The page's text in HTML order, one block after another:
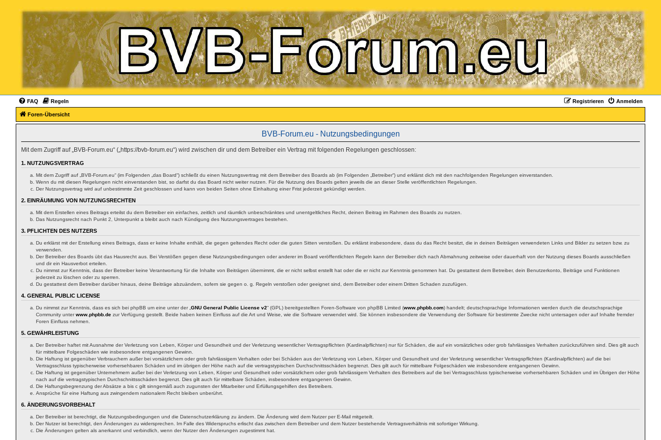
FAQ Regeln Anmelden
Registrieren
Foren-Übersicht
BVB-Forum.eu - Nutzungsbedingungen
Mit dem Zugriff auf „BVB-Forum.eu“ („https://bvb-forum.eu“) wird zwischen dir und dem Betreiber ein Vertrag mit folgenden Regelungen geschlossen:
1. NUTZUNGSVERTRAG
Mit dem Zugriff auf „BVB-Forum.eu“ (im Folgenden „das Board“) schließt du einen Nutzungsvertrag mit dem Betreiber des Boards ab (im Folgenden „Betreiber“) und erklärst dich mit den nachfolgenden Regelungen einverstanden.
Wenn du mit diesen Regelungen nicht einverstanden bist, so darfst du das Board nicht weiter nutzen. Für die Nutzung des Boards gelten jeweils die an dieser Stelle veröffentlichten Regelungen.
Der Nutzungsvertrag wird auf unbestimmte Zeit geschlossen und kann von beiden Seiten ohne Einhaltung einer Frist jederzeit gekündigt werden.
2. EINRÄUMUNG VON NUTZUNGSRECHTEN
Mit dem Erstellen eines Beitrags erteilst du dem Betreiber ein einfaches, zeitlich und räumlich unbeschränktes und unentgeltliches Recht, deinen Beitrag im Rahmen des Boards zu nutzen.
Das Nutzungsrecht nach Punkt 2, Unterpunkt a bleibt auch nach Kündigung des Nutzungsvertrages bestehen.
3. PFLICHTEN DES NUTZERS
Du erklärst mit der Erstellung eines Beitrags, dass er keine Inhalte enthält, die gegen geltendes Recht oder die guten Sitten verstoßen. Du erklärst insbesondere, dass du das Recht besitzt, die in deinen Beiträgen verwendeten Links und Bilder zu setzen bzw. zu
verwenden.
Der Betreiber des Boards übt das Hausrecht aus. Bei Verstößen gegen diese Nutzungsbedingungen oder anderer im Board veröffentlichten Regeln kann der Betreiber dich nach Abmahnung zeitweise oder dauerhaft von der Nutzung dieses Boards ausschließen
und dir ein Hausverbot erteilen.
Du nimmst zur Kenntnis, dass der Betreiber keine Verantwortung für die Inhalte von Beiträgen übernimmt, die er nicht selbst erstellt hat oder die er nicht zur Kenntnis genommen hat. Du gestattest dem Betreiber, dein Benutzerkonto, Beiträge und Funktionen
jederzeit zu löschen oder zu sperren.
Du gestattest dem Betreiber darüber hinaus, deine Beiträge abzuändern, sofern sie gegen o. g. Regeln verstoßen oder geeignet sind, dem Betreiber oder einem Dritten Schaden zuzufügen.
4. GENERAL PUBLIC LICENSE
Du nimmst zur Kenntnis, dass es sich bei phpBB um eine unter der „ GNU General Public License v2“ (GPL) bereitgestellten Foren-Software von phpBB Limited (www.phpbb.com) handelt; deutschsprachige Informationen werden durch die deutschsprachige
Community unterwww.phpbb.de zur Verfügung gestellt. Beide haben keinen Einfluss auf die Art und Weise, wie die Software verwendet wird. Sie können insbesondere die Verwendung der Software für bestimmte Zwecke nicht untersagen oder auf Inhalte fremder
Foren Einfluss nehmen.
5. GEWÄHRLEISTUNG
Der Betreiber haftet mit Ausnahme der Verletzung von Leben, Körper und Gesundheit und der Verletzung wesentlicher Vertragspflichten (Kardinalpflichten) nur für Schäden, die auf ein vorsätzliches oder grob fahrlässiges Verhalten zurückzuführen sind. Dies gilt auch
für mittelbare Folgeschäden wie insbesondere entgangenen Gewinn.
Die Haftung ist gegenüber Verbrauchern außer bei vorsätzlichem oder grob fahrlässigem Verhalten oder bei Schäden aus der Verletzung von Leben, Körper und Gesundheit und der Verletzung wesentlicher Vertragspflichten (Kardinalpflichten) auf die bei
Vertragsschluss typischerweise vorhersehbaren Schäden und im übrigen der Höhe nach auf die vertragstypischen Durchschnittsschäden begrenzt. Dies gilt auch für mittelbare Folgeschäden wie insbesondere entgangenen Gewinn.
Die Haftung ist gegenüber Unternehmern außer bei der Verletzung von Leben, Körper und Gesundheit oder vorsätzlichem oder grob fahrlässigem Verhalten des Betreibers auf die bei Vertragsschluss typischerweise vorhersehbaren Schäden und im Übrigen der Höhe
nach auf die vertragstypischen Durchschnittsschäden begrenzt. Dies gilt auch für mittelbare Schäden, insbesondere entgangenen Gewinn.
Die Haftungsbegrenzung der Absätze a bis c gilt sinngemäß auch zugunsten der Mitarbeiter und Erfüllungsgehilfen des Betreibers.
Ansprüche für eine Haftung aus zwingendem nationalem Recht bleiben unberührt.
6. ÄNDERUNGSVORBEHALT
Der Betreiber ist berechtigt, die Nutzungsbedingungen und die Datenschutzerklärung zu ändern. Die Änderung wird dem Nutzer per E-Mail mitgeteilt.
Der Nutzer ist berechtigt, den Änderungen zu widersprechen. Im Falle des Widerspruchs erlischt das zwischen dem Betreiber und dem Nutzer bestehende Vertragsverhältnis mit sofortiger Wirkung.
Die Änderungen gelten als anerkannt und verbindlich, wenn der Nutzer den Änderungen zugestimmt hat.